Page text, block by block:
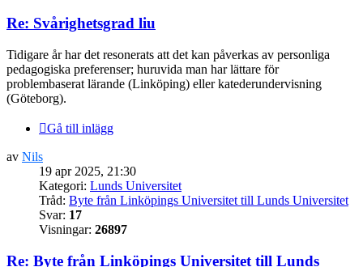
Re: Svårighetsgrad liu
Tidigare år har det resonerats att det kan påverkas av personliga
pedagogiska preferenser; huruvida man har lättare för
problembaserat lärande (Linköping) eller katederundervisning
(Göteborg).
Gå till inlägg
av Nils
19 apr 2025, 21:30
Kategori: Lunds Universitet
Tråd: Byte från Linköpings Universitet till Lunds Universitet
Svar: 17
Visningar: 26897
Re: Byte från Linköpings Universitet till Lunds